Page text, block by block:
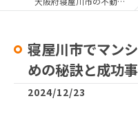
寝屋川市でマン
めの秘訣と成功
2024/12/23